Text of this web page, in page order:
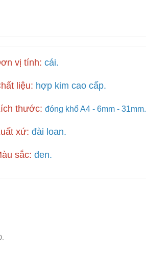
vị tính: cái.
liệu: hợp kim cao cấp.
thước: đóng khổ A4 - 6mm - 31mm.
xứ: đài loan.
sắc: đen.